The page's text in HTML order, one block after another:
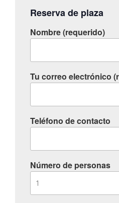
Reserva de plaza
Nombre (requerido)
Tu correo electrónico
Teléfono de contacto
Número de personas